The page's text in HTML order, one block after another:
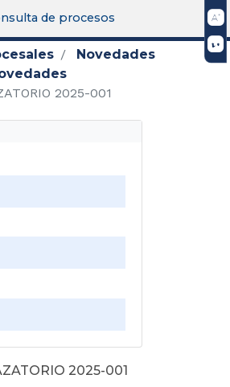
de procesos
Novedades
2025-001
2025-001